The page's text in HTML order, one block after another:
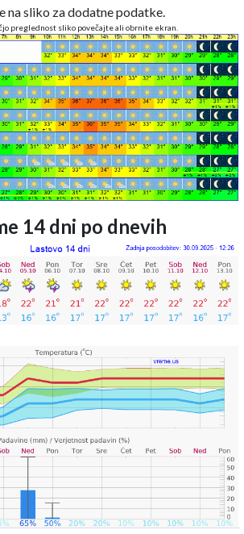
na sliko za dodatne podatke.
preglednost sliko povečajte ali obrnite ekran.
14 dni po dnevih